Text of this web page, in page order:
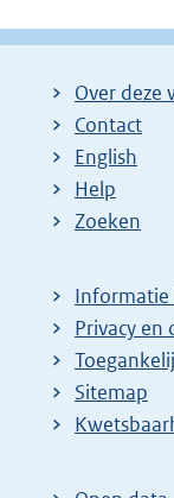
Over deze
Contact
English
Help
Zoeken
Informatie
Privacy en
Sitemap
E
t